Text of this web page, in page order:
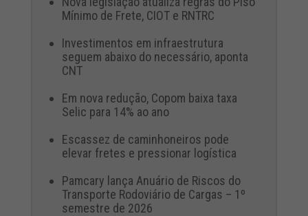
Mínimo de Frete, CIOT e RNTRC
Investimentos em infraestrutura
seguem abaixo do necessário, aponta
CNT
Em nova redução, Copom baixa taxa
Selic para 14% ao ano
Escassez de caminhoneiros pode
elevar fretes e pressionar logística
Pamcary lança Anuário de Riscos do
Transporte Rodoviário de Cargas – 1º
semestre de 2026